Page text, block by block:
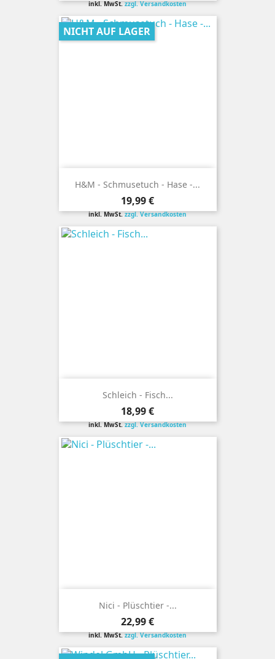
inkl. MwSt.zzgl. Versandkosten
H&M - Schmusetuch - Hase -...
Preis
19,99 €
inkl. MwSt.zzgl. Versandkosten
NICHT AUF LAGER
Schleich - Fisch...
Preis
18,99 €
inkl. MwSt.zzgl. Versandkosten
Nici - Plüschtier -...
Preis
22,99 €
inkl. MwSt.zzgl. Versandkosten